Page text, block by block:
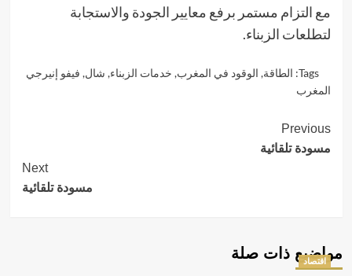
مع التزام مستمر برفع معايير الجودة والاستجابة
لتطلعات الزبناء.
Tags: الطاقة, الوقود في المغرب, خدمات الزبناء, شال, فيفو إنيرجي
المغرب
Continue
Reading
Previous
مسودة تلقائية
Next
مسودة تلقائية
مواضيع ذات صلة
اقتصاد